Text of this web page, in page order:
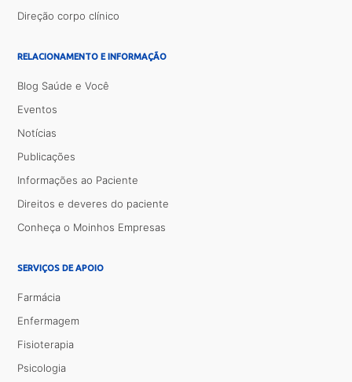
Direção corpo clínico
RELACIONAMENTO E INFORMAÇÃO
Blog Saúde e Você
Eventos
Notícias
Publicações
Informações ao Paciente
Direitos e deveres do paciente
Conheça o Moinhos Empresas
SERVIÇOS DE APOIO
Farmácia
Enfermagem
Fisioterapia
Psicologia